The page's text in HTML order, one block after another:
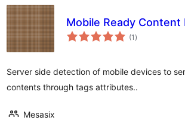
Mobile Ready Content
(1 totaal
waarderingen
)
Server side detection of mobile devices to
contents through tags attributes..
Mesasix